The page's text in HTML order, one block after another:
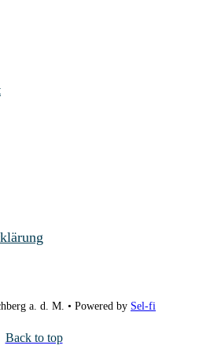
a. d. M. • Powered by Sel-fi
Back to top